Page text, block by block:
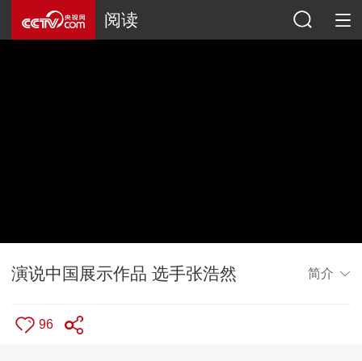
阅读
演说中国展示作品 选手张浩然 简介
96